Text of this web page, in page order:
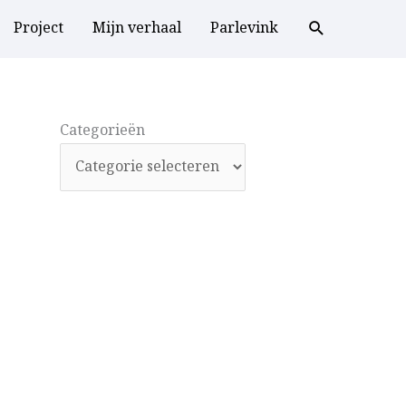
Project Mijn verhaal Parlevink
Categorieën
Categorieën